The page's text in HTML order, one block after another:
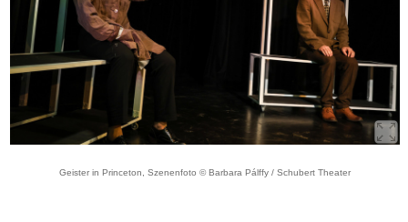
Geister in Princeton, Szenenfoto © Barbara Pálffy / Schubert Theater